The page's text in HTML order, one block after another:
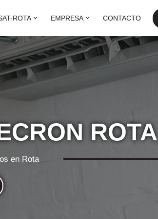
ROTA EMPRESA CONTACTO
ROTA
en Rota